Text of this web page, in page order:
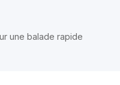
une balade rapide